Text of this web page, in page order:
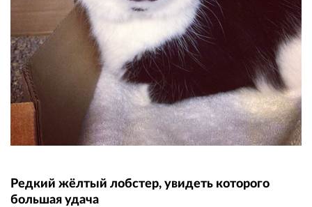
Редкий жёлтый лобстер, увидеть которого
большая удача